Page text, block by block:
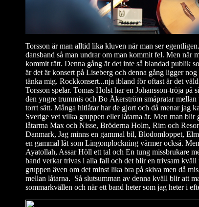
Torsson är man alltid lika kluven när man ser
dansband så man undrar om man kommit fel. Men när
kommit rätt. Denna gång är det inte så blandad publik
är det är konsert på Liseberg och denna gång ligger
tänka mig. Rockkonsert...nja ibland för oftast är det
Torsson spelar. Tomas Holst har en Johansson-tröja på
den yngre trummis och Bo Åkerström småpratar
torrt sätt. Många hitlåtar har de gjort och då menar jag
Sverige vet vilka gruppen eller låtarna är. Men man
låtarma Max och Nisse, Bröderna Holm, Rim och
Danmark, Jag minns en gammal bil, Blodomloppet,
en gammal låt som Lingonplockning värmer också.
Ayatollah, Assar Höll ett tal och En tung missbrukare
band verkar trivas i alla fall och det blir en trivsam
gruppen även om det minst lika bra på skiva men då
mellan låtarna. Så slutsumman av denna kväll blir att
sommarkvällen och när ett band heter som jag heter i